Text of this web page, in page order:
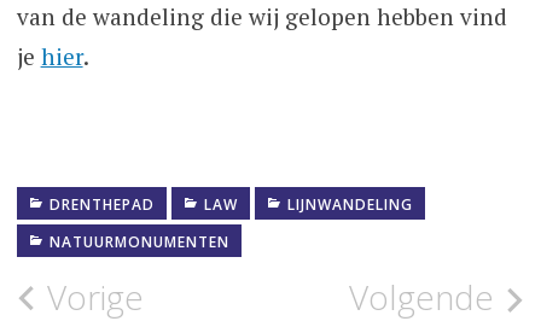
van de wandeling die wij gelopen hebben vind
je hier.
DRENTHEPAD LAW
LIJNWANDELING
NATUURMONUMENTEN
Bericht
Vorige Volgende